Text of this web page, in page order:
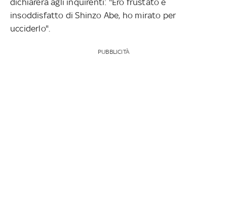
insoddisfatto di Shinzo Abe, ho mirato per
ucciderlo".
PUBBLICITÀ